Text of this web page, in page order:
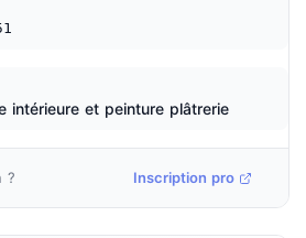
intérieure et peinture plâtrerie
? Inscription pro